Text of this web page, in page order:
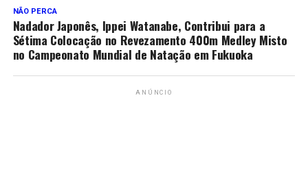
NÃO PERCA
Nadador Japonês, Ippei Watanabe, Contribui para a
Sétima Colocação no Revezamento 400m Medley Misto
no Campeonato Mundial de Natação em Fukuoka
ANÚNCIO